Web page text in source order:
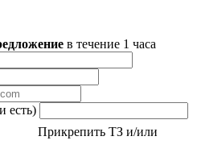
в течение 1 часа
есть)
Прикрепить ТЗ и/или